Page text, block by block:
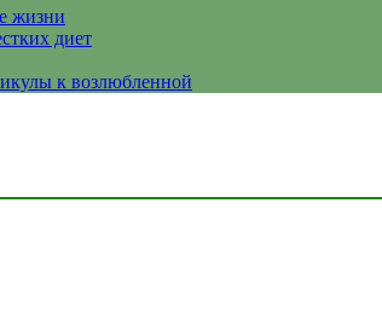
жизни
диет
к возлюбленной